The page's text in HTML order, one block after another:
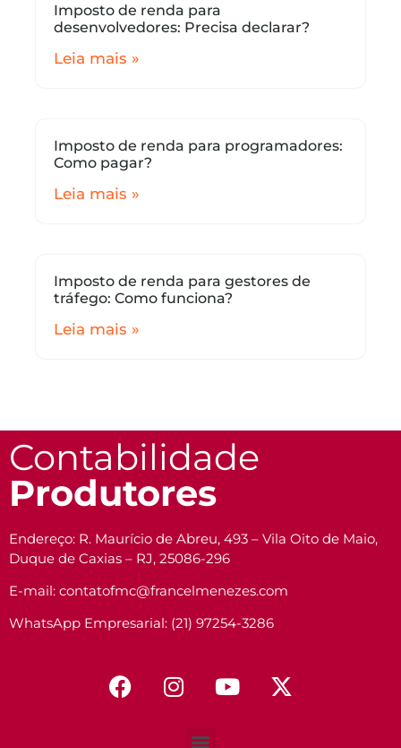
Imposto de renda para
desenvolvedores: Precisa declarar?
Leia mais »
Imposto de renda para programadores:
Como pagar?
Leia mais »
Imposto de renda para gestores de
tráfego: Como funciona?
Leia mais »
Contabilidade
Produtores
Endereço: R. Maurício de Abreu, 493 – Vila Oito de Maio,
Duque de Caxias – RJ, 25086-296
E-mail: contatofmc@francelmenezes.com
WhatsApp Empresarial: (21) 97254-3286